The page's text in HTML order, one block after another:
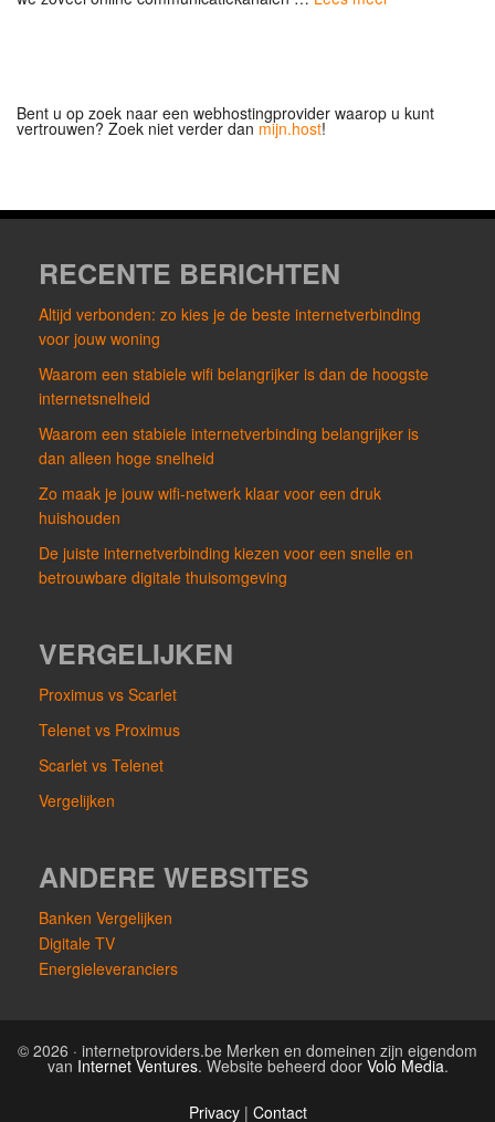
Bent u op zoek naar een webhostingprovider waarop u kunt
vertrouwen? Zoek niet verder dan mijn.host!
RECENTE BERICHTEN
Altijd verbonden: zo kies je de beste internetverbinding
voor jouw woning
Waarom een stabiele wifi belangrijker is dan de hoogste
internetsnelheid
Waarom een stabiele internetverbinding belangrijker is
dan alleen hoge snelheid
Zo maak je jouw wifi-netwerk klaar voor een druk
huishouden
De juiste internetverbinding kiezen voor een snelle en
betrouwbare digitale thuisomgeving
VERGELIJKEN
Proximus vs Scarlet
Telenet vs Proximus
Scarlet vs Telenet
Vergelijken
ANDERE WEBSITES
Banken Vergelijken
Digitale TV
Energieleveranciers
© 2026 · internetproviders.be Merken en domeinen zijn eigendom
van Internet Ventures. Website beheerd door Volo Media.
Privacy | Contact